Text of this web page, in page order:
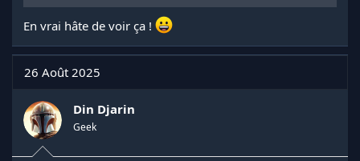
En vrai hâte de voir ça !
26 Août 2025
Din Djarin
Geek